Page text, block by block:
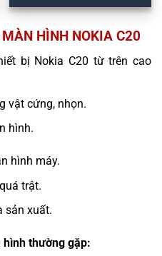
HÌNH NOKIA C20
bị Nokia C20 từ trên cao
vật cứng, nhọn.
hình.
hình máy.
trật.
sản xuất.
thường gặp: